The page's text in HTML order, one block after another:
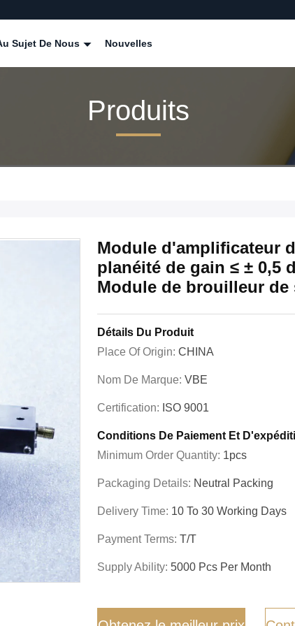
Sujet De Nous Nouvelles
Produits
Module d'amplificateur
planéité de gain ≤ ± 0,5
Module de brouilleur de
Détails Du Produit
Place Of Origin: CHINA
Nom De Marque: VBE
Certification: ISO 9001
Conditions De Paiement Et
Minimum Order Quantity: 1pcs
Packaging Details: Neutral Packing
Delivery Time: 10 To 30 Working Days
Payment Terms: T/T
Supply Ability: 5000 Pcs Per Month